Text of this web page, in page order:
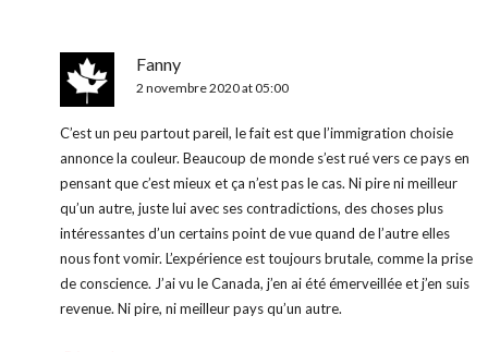
Fanny
2 novembre 2020 at 05:00
C’est un peu partout pareil, le fait est que l’immigration choisie
annonce la couleur. Beaucoup de monde s’est rué vers ce pays en
pensant que c’est mieux et ça n’est pas le cas. Ni pire ni meilleur
qu’un autre, juste lui avec ses contradictions, des choses plus
intéressantes d’un certains point de vue quand de l’autre elles
nous font vomir. L’expérience est toujours brutale, comme la prise
de conscience. J’ai vu le Canada, j’en ai été émerveillée et j’en suis
revenue. Ni pire, ni meilleur pays qu’un autre.